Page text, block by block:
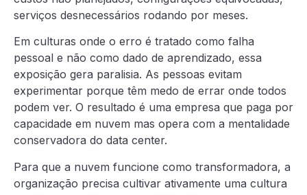
serviços desnecessários rodando por meses.
Em culturas onde o erro é tratado como falha
pessoal e não como dado de aprendizado, essa
exposição gera paralisia. As pessoas evitam
experimentar porque têm medo de errar onde todos
podem ver. O resultado é uma empresa que paga por
capacidade em nuvem mas opera com a mentalidade
conservadora do data center.
Para que a nuvem funcione como transformadora, a
organização precisa cultivar ativamente uma cultura